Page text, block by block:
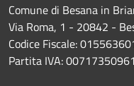
Comune di Besana in
Via Roma, 1 - 20842 -
Codice Fiscale:
Partita IVA: 00717350961